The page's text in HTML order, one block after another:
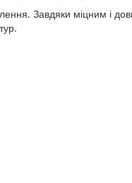
Завдяки міцним і